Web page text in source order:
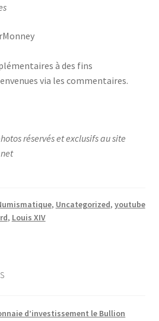
à des fins
via les commentaires.
réservés et exclusifs au site
, Uncategorized, youtube
, Louis XIV
d’investissement le Bullion